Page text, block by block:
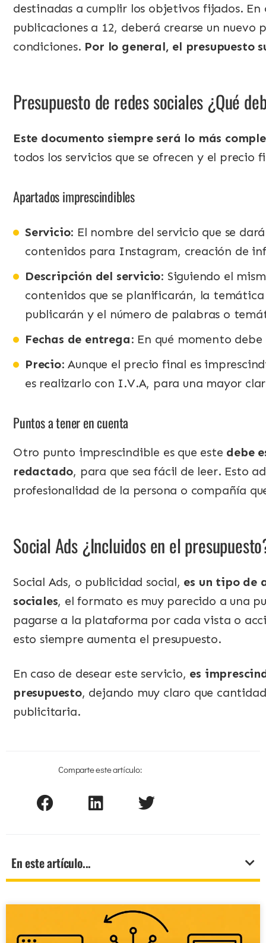
destinadas a cumplir los objetivos fijados. En
publicaciones a 12, deberá crearse un nuevo
condiciones. Por lo general, el presupuesto
Presupuesto de redes sociales ¿Qué
Este documento siempre será lo más
todos los servicios que se ofrecen y el precio
Apartados imprescindibles
Servicio: El nombre del servicio que se
contenidos para Instagram, creación de
Descripción del servicio: Siguiendo el
contenidos que se planificarán, la
publicarán y el número de palabras o
Fechas de entrega: En qué momento
Precio: Aunque el precio final es
es realizarlo con I.V.A, para una mayor
Puntos a tener en cuenta
Otro punto imprescindible es que este debe
redactado, para que sea fácil de leer. Esto
profesionalidad de la persona o compañía
Social Ads ¿Incluidos en el
Social Ads, o publicidad social, es un tipo de
sociales, el formato es muy parecido a una
pagarse a la plataforma por cada vista o
esto siempre aumenta el presupuesto.
En caso de desear este servicio, es
presupuesto, dejando muy claro que
publicitaria.
Comparte este artículo:
En este artículo...